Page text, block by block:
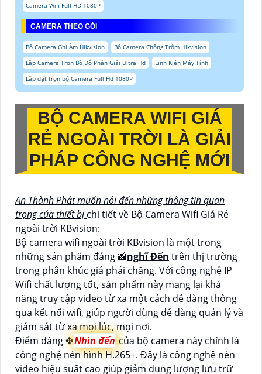
Camera Wifi Full HD 1080P
CAMERA THEO GÓI
Bộ Camera Ghi Âm Hikvision
Bô Camera Chống Trộm Hikvision
Lắp Camera Trọn Bộ Độ Phân Giải Ultra Hd
Linh Kiện Máy Tính
Lắp đặt trọn bộ Camera Full Hd 1080P
BỘ CAMERA WIFI GIÁ
RẺ NGOÀI TRỜI LÀ GIẢI
PHÁP CÔNG NGHỆ MỚI
An Thành Phát muốn nói đến những thông tin quan
trọng của thiết bịchi tiết về Bộ Camera Wifi Giá Rẻ
ngoài trời KBvision:
Bộ camera wifi ngoài trời KBvision là một trong
những sản phẩm đáng 📸nghĩ Đến trên thị trường
trong phân khúc giá phải chăng. Với công nghệ IP
Wifi chất lượng tốt, sản phẩm này mang lại khả
năng truy cập video từ xa một cách dễ dàng thông
qua kết nối wifi, giúp người dùng dễ dàng quản lý và
giám sát từ xa mọi lúc, mọi nơi.
Điểm đáng ✤Nhìn đến của bộ camera này chính là
công nghệ nén hình H.265+. Đây là công nghệ nén
video hiệu suất cao giúp giảm dung lượng lưu trữ